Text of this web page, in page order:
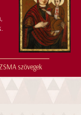
szövegek